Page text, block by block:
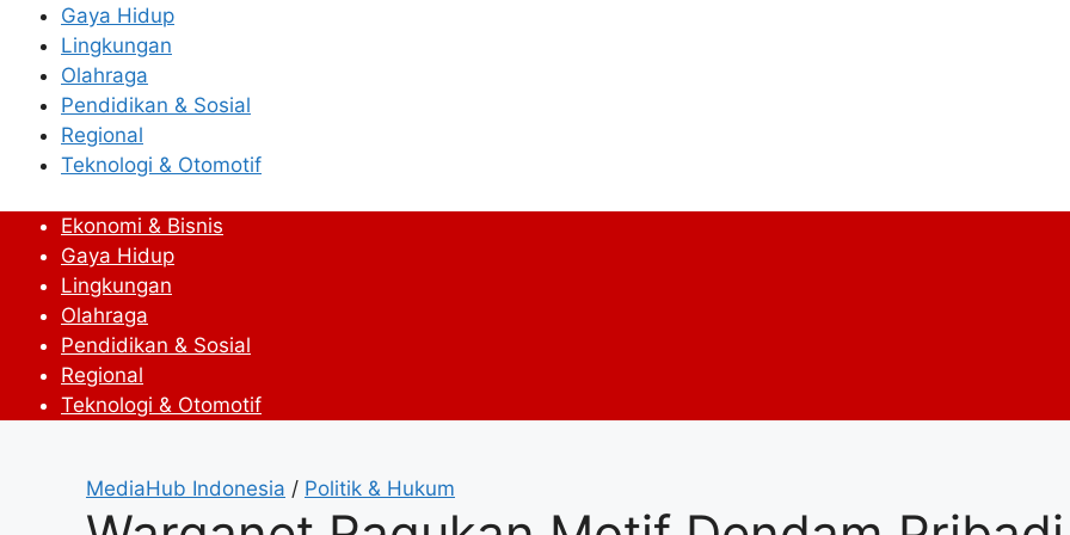
Gaya Hidup
Lingkungan
Olahraga
Pendidikan & Sosial
Regional
Teknologi & Otomotif
Ekonomi & Bisnis
Gaya Hidup
Lingkungan
Olahraga
Pendidikan & Sosial
Regional
Teknologi & Otomotif
MediaHub Indonesia / Politik & Hukum